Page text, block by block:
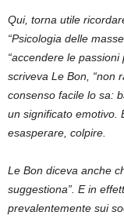
Qui, torna utile
“Psicologia delle
“accendere le passioni
scriveva Le Bon, “non
consenso facile lo sa:
un significato emotivo.
esasperare, colpire.
Le Bon diceva anche
suggestiona”. E in
prevalentemente sui